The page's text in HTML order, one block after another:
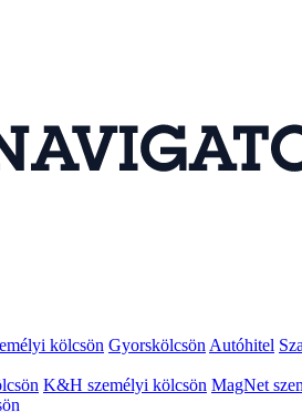
kölcsön Gyorskölcsön Autóhitel
K&H személyi kölcsön MagNet